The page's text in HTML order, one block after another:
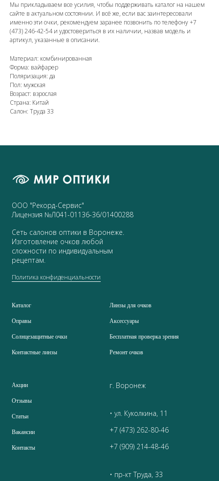
Мы прикладываем все усилия, чтобы поддерживать каталог на нашем
сайте в актуальном состоянии. И всё же, если вас заинтересовали
именно эти очки, рекомендуем заранее позвонить по телефону+7
(473) 246-42-54и удостовериться в их наличии, назвав модель и
артикул, указанные в описании.
Материал: комбинированная
Форма: вайфарер
Поляризация: да
Пол: мужская
Возраст: взрослая
Страна: Китай
Салон: Труда 33
ООО "Рекорд-Сервис"
Лицензия №Л041-01136-36/01400288
Сеть салонов оптики в Воронеже.
Изготовление очков любой
сложности по индивидуальным
рецептам.
Политика конфиденциальности
Каталог
Оправы
Солнцезащитные очки
Контактные линзы
Линзы для очков
Аксессуары
Бесплатная проверка зрения
Ремонт очков
Акции
Отзывы
Статьи
Вакансии
Контакты
г. Воронеж
• ул. Куколкина, 11
+7 (473) 262-80-46
+7 (909) 214-48-46
• пр-кт Труда, 33